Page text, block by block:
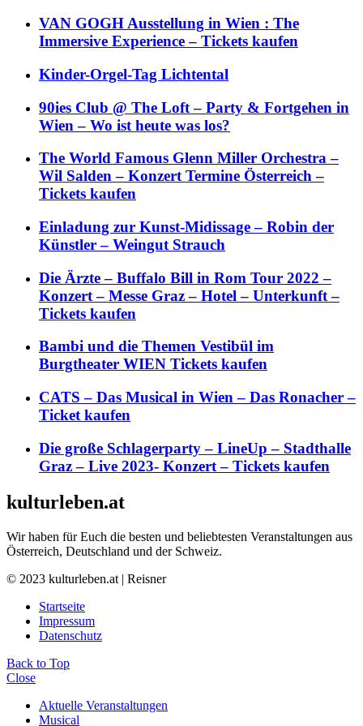
VAN GOGH Ausstellung in Wien : The
Immersive Experience – Tickets kaufen
Kinder-Orgel-Tag Lichtental
90ies Club @ The Loft – Party & Fortgehen in
Wien – Wo ist heute was los?
The World Famous Glenn Miller Orchestra –
Wil Salden – Konzert Termine Österreich –
Tickets kaufen
Einladung zur Kunst-Midissage – Robin der
Künstler – Weingut Strauch
Die Ärzte – Buffalo Bill in Rom Tour 2022 –
Konzert – Messe Graz – Hotel – Unterkunft –
Tickets kaufen
Bambi und die Themen Vestibül im
Burgtheater WIEN Tickets kaufen
CATS – Das Musical in Wien – Das Ronacher –
Ticket kaufen
Die große Schlagerparty – LineUp – Stadthalle
Graz – Live 2023- Konzert – Tickets kaufen
kulturleben.at
Wir haben für Euch die besten und beliebtesten Veranstaltungen aus
Österreich, Deutschland und der Schweiz.
© 2023 kulturleben.at | Reisner
Startseite
Impressum
Datenschutz
Back to Top
Close
Aktuelle Veranstaltungen
Musical